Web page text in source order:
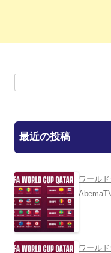
索:
最近の投稿
ワール
ワール